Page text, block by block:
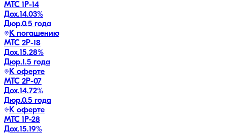
МТС 1P-14
Дох.14.03%
Дюр.0.5 года
К погашению
МТС 2Р-18
Дох.15.28%
Дюр.1.5 года
К оферте
МТС 2P-07
Дох.14.72%
Дюр.0.5 года
К оферте
МТС 1P-28
Дох.15.19%